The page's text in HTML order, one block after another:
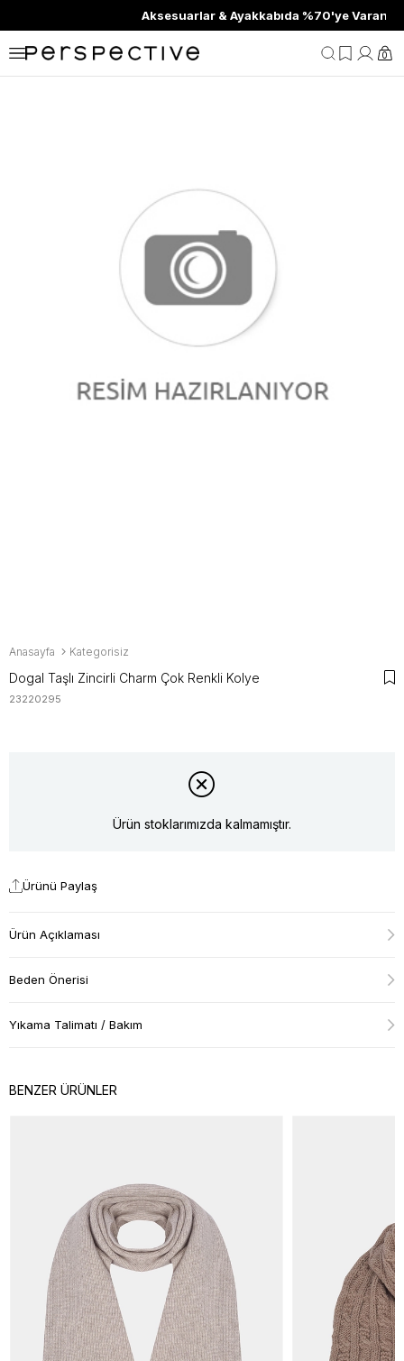
Aksesuarlar & Ayakkabıda %70'ye Varan İndirim
0
Anasayfa Kategorisiz
Dogal Taşlı Zincirli Charm Çok Renkli Kolye
23220295
Ürün stoklarımızda kalmamıştır.
Ürünü Paylaş
Ürün Açıklaması
Beden Önerisi
Yıkama Talimatı / Bakım
BENZER ÜRÜNLER